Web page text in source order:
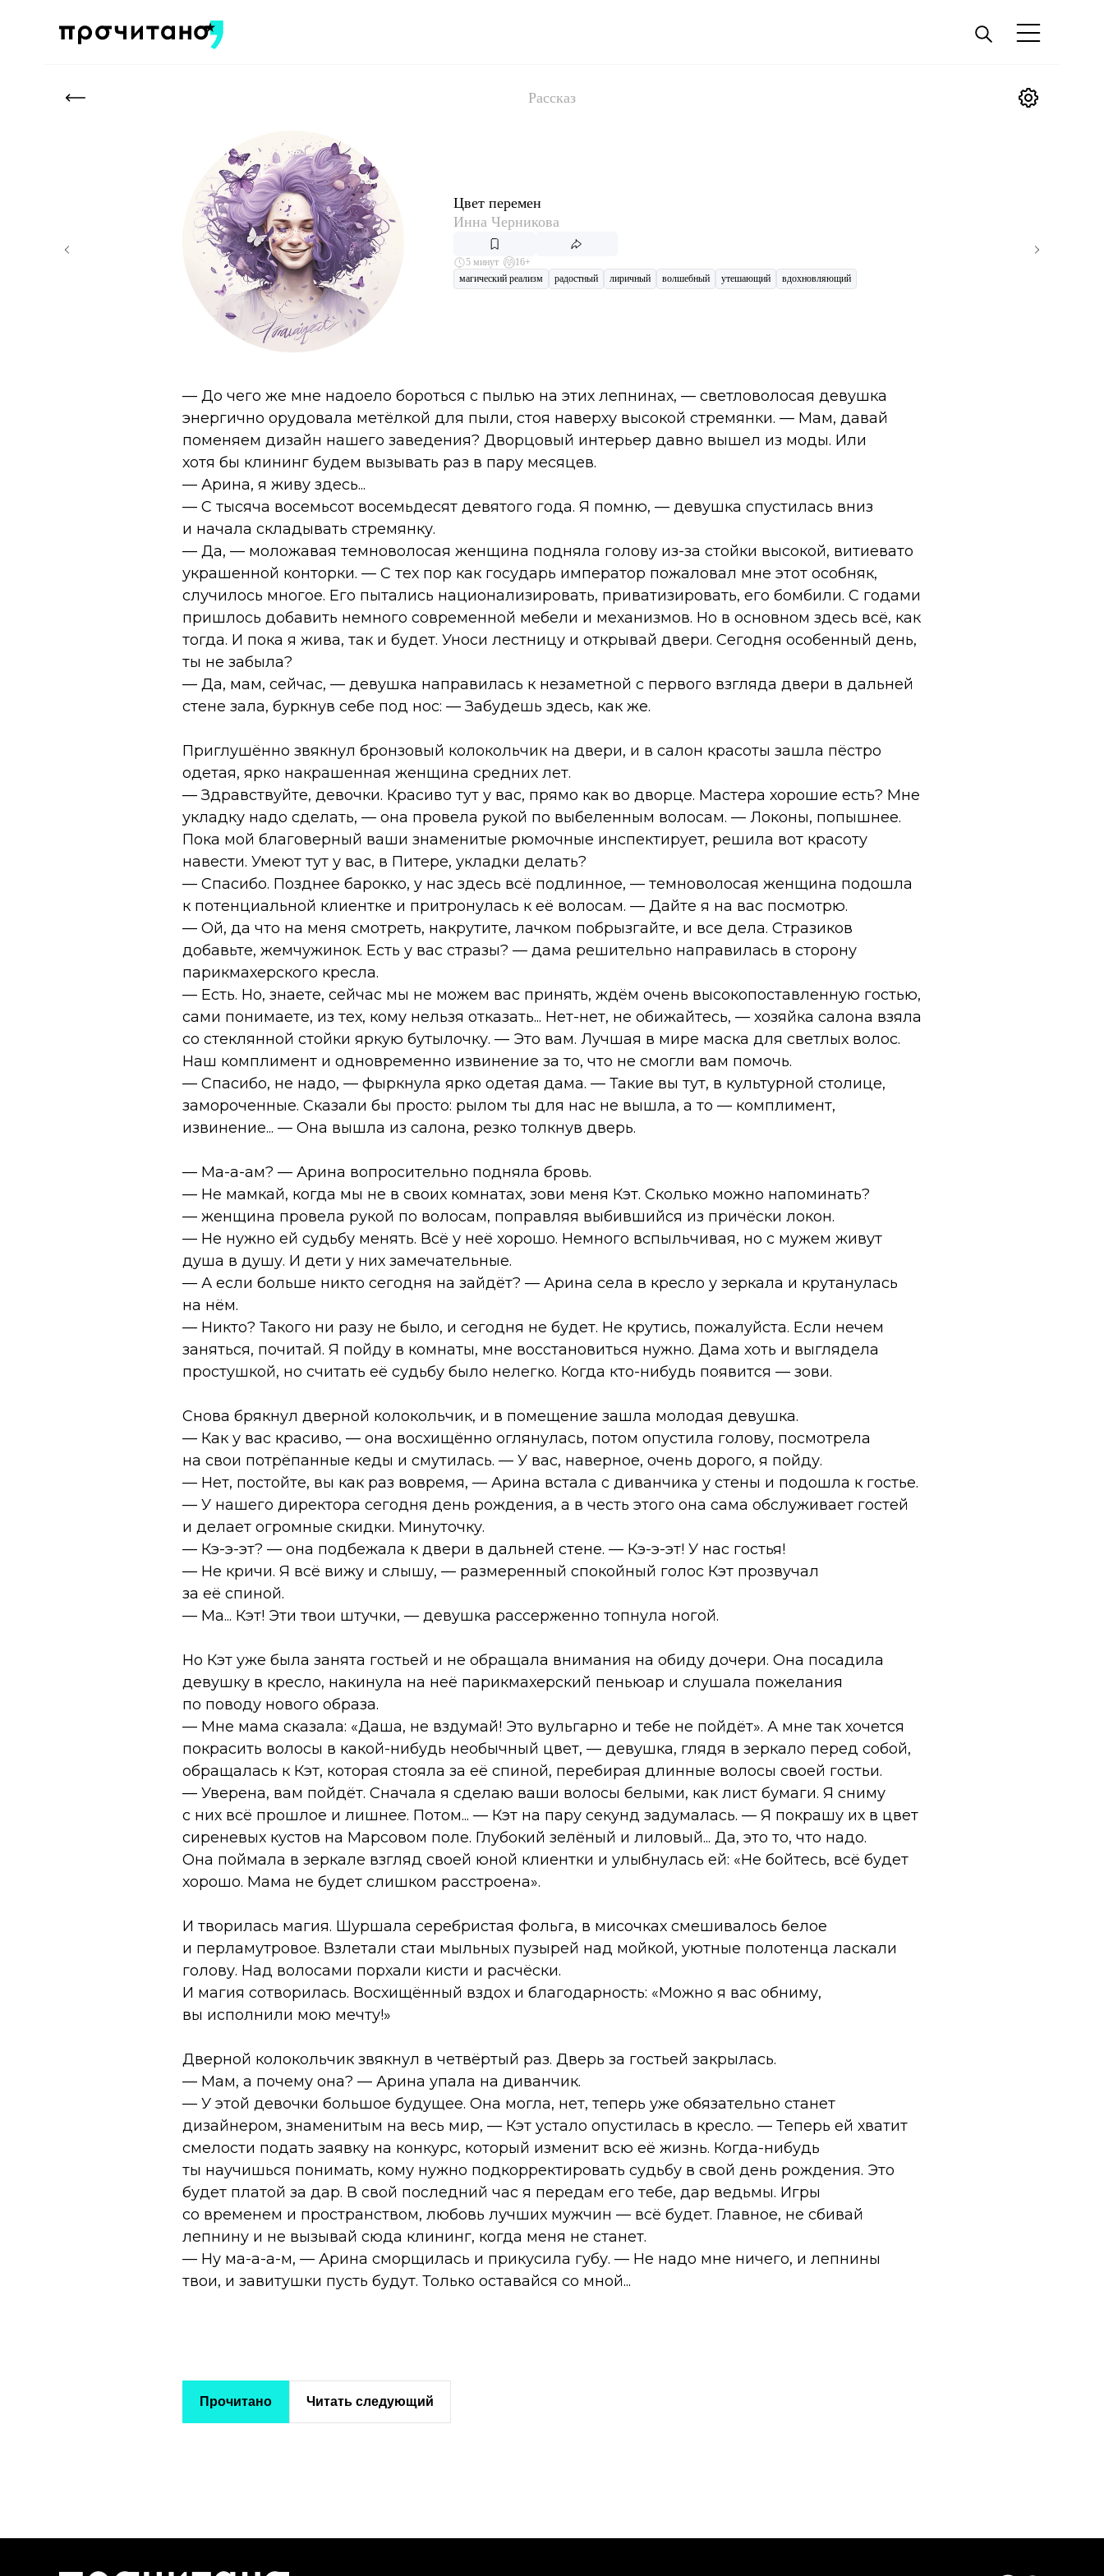
Рассказ
Цвет перемен
Инна Черникова
5 минут
16+
магический реализм
радостный лиричный волшебный утешающий вдохновляющий
— До чего же мне надоело бороться с пылью на этих лепнинах, — светловолосая девушка
энергично орудовала метёлкой для пыли, стоя наверху высокой стремянки. — Мам, давай
поменяем дизайн нашего заведения? Дворцовый интерьер давно вышел из моды. Или
хотя бы клининг будем вызывать раз в пару месяцев.
— Арина, я живу здесь...
— С тысяча восемьсот восемьдесят девятого года. Я помню, — девушка спустилась вниз
и начала складывать стремянку.
— Да, — моложавая темноволосая женщина подняла голову из-за стойки высокой, витиевато
украшенной конторки. — С тех пор как государь император пожаловал мне этот особняк,
случилось многое. Его пытались национализировать, приватизировать, его бомбили. С годами
пришлось добавить немного современной мебели и механизмов. Но в основном здесь всё, как
тогда. И пока я жива, так и будет. Уноси лестницу и открывай двери. Сегодня особенный день,
ты не забыла?
— Да, мам, сейчас, — девушка направилась к незаметной с первого взгляда двери в дальней
стене зала, буркнув себе под нос: — Забудешь здесь, как же.
Приглушённо звякнул бронзовый колокольчик на двери, и в салон красоты зашла пёстро
одетая, ярко накрашенная женщина средних лет.
— Здравствуйте, девочки. Красиво тут у вас, прямо как во дворце. Мастера хорошие есть? Мне
укладку надо сделать, — она провела рукой по выбеленным волосам. — Локоны, попышнее.
Пока мой благоверный ваши знаменитые рюмочные инспектирует, решила вот красоту
навести. Умеют тут у вас, в Питере, укладки делать?
— Спасибо. Позднее барокко, у нас здесь всё подлинное, — темноволосая женщина подошла
к потенциальной клиентке и притронулась к её волосам. — Дайте я на вас посмотрю.
— Ой, да что на меня смотреть, накрутите, лачком побрызгайте, и все дела. Стразиков
добавьте, жемчужинок. Есть у вас стразы? — дама решительно направилась в сторону
парикмахерского кресла.
— Есть. Но, знаете, сейчас мы не можем вас принять, ждём очень высокопоставленную гостью,
сами понимаете, из тех, кому нельзя отказать... Нет-нет, не обижайтесь, — хозяйка салона взяла
со стеклянной стойки яркую бутылочку. — Это вам. Лучшая в мире маска для светлых волос.
Наш комплимент и одновременно извинение за то, что не смогли вам помочь.
— Спасибо, не надо, — фыркнула ярко одетая дама. — Такие вы тут, в культурной столице,
замороченные. Сказали бы просто: рылом ты для нас не вышла, а то — комплимент,
извинение... — Она вышла из салона, резко толкнув дверь.
— Ма-а-ам? — Арина вопросительно подняла бровь.
— Не мамкай, когда мы не в своих комнатах, зови меня Кэт. Сколько можно напоминать?
— женщина провела рукой по волосам, поправляя выбившийся из причёски локон.
— Не нужно ей судьбу менять. Всё у неё хорошо. Немного вспыльчивая, но с мужем живут
душа в душу. И дети у них замечательные.
— А если больше никто сегодня на зайдёт? — Арина села в кресло у зеркала и крутанулась
на нём.
— Никто? Такого ни разу не было, и сегодня не будет. Не крутись, пожалуйста. Если нечем
заняться, почитай. Я пойду в комнаты, мне восстановиться нужно. Дама хоть и выглядела
простушкой, но считать её судьбу было нелегко. Когда кто-нибудь появится — зови.
Снова брякнул дверной колокольчик, и в помещение зашла молодая девушка.
— Как у вас красиво, — она восхищённо оглянулась, потом опустила голову, посмотрела
на свои потрёпанные кеды и смутилась. — У вас, наверное, очень дорого, я пойду.
— Нет, постойте, вы как раз вовремя, — Арина встала с диванчика у стены и подошла к гостье.
— У нашего директора сегодня день рождения, а в честь этого она сама обслуживает гостей
и делает огромные скидки. Минуточку.
— Кэ-э-эт? — она подбежала к двери в дальней стене. — Кэ-э-эт! У нас гостья!
— Не кричи. Я всё вижу и слышу, — размеренный спокойный голос Кэт прозвучал
за её спиной.
— Ма... Кэт! Эти твои штучки, — девушка рассерженно топнула ногой.
Но Кэт уже была занята гостьей и не обращала внимания на обиду дочери. Она посадила
девушку в кресло, накинула на неё парикмахерский пеньюар и слушала пожелания
по поводу нового образа.
— Мне мама сказала: «Даша, не вздумай! Это вульгарно и тебе не пойдёт». А мне так хочется
покрасить волосы в какой-нибудь необычный цвет, — девушка, глядя в зеркало перед собой,
обращалась к Кэт, которая стояла за её спиной, перебирая длинные волосы своей гостьи.
— Уверена, вам пойдёт. Сначала я сделаю ваши волосы белыми, как лист бумаги. Я сниму
с них всё прошлое и лишнее. Потом... — Кэт на пару секунд задумалась. — Я покрашу их в цвет
сиреневых кустов на Марсовом поле. Глубокий зелёный и лиловый... Да, это то, что надо.
Она поймала в зеркале взгляд своей юной клиентки и улыбнулась ей: «Не бойтесь, всё будет
хорошо. Мама не будет слишком расстроена».
И творилась магия. Шуршала серебристая фольга, в мисочках смешивалось белое
и перламутровое. Взлетали стаи мыльных пузырей над мойкой, уютные полотенца ласкали
голову. Над волосами порхали кисти и расчёски.
И магия сотворилась. Восхищённый вздох и благодарность: «Можно я вас обниму,
вы исполнили мою мечту!»
Дверной колокольчик звякнул в четвёртый раз. Дверь за гостьей закрылась.
— Мам, а почему она? — Арина упала на диванчик.
— У этой девочки большое будущее. Она могла, нет, теперь уже обязательно станет
дизайнером, знаменитым на весь мир, — Кэт устало опустилась в кресло. — Теперь ей хватит
смелости подать заявку на конкурс, который изменит всю её жизнь. Когда-нибудь
ты научишься понимать, кому нужно подкорректировать судьбу в свой день рождения. Это
будет платой за дар. В свой последний час я передам его тебе, дар ведьмы. Игры
со временем и пространством, любовь лучших мужчин — всё будет. Главное, не сбивай
лепнину и не вызывай сюда клининг, когда меня не станет.
— Ну ма-а-а-м, — Арина сморщилась и прикусила губу. — Не надо мне ничего, и лепнины
твои, и завитушки пусть будут. Только оставайся со мной...
Прочитано Читать следующий